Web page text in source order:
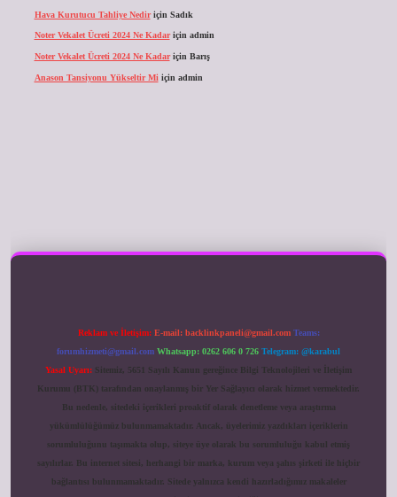
Hava Kurutucu Tahliye Nediriçin Sadık
Noter Vekalet Ücreti 2024 Ne Kadariçin admin
Noter Vekalet Ücreti 2024 Ne Kadariçin Barış
Anason Tansiyonu Yükseltir Mi için admin
Reklam ve İletişim: E-mail: backlinkpaneli@gmail.com Teams:
forumhizmeti@gmail.com Whatsapp: 0262 606 0 726 Telegram: @karabul
Yasal Uyarı: Sitemiz, 5651 Sayılı Kanun gereğince Bilgi Teknolojileri ve İletişim
Kurumu (BTK) tarafından onaylanmış bir Yer Sağlayıcı olarak hizmet vermektedir.
Bu nedenle, sitedeki içerikleri proaktif olarak denetleme veya araştırma
yükümlülüğümüz bulunmamaktadır. Ancak, üyelerimiz yazdıkları içeriklerin
sorumluluğunu taşımakta olup, siteye üye olarak bu sorumluluğu kabul etmiş
sayılırlar. Bu internet sitesi, herhangi bir marka, kurum veya şahıs şirketi ile hiçbir
bağlantısı bulunmamaktadır. Sitede yalnızca kendi hazırladığımız makaleler